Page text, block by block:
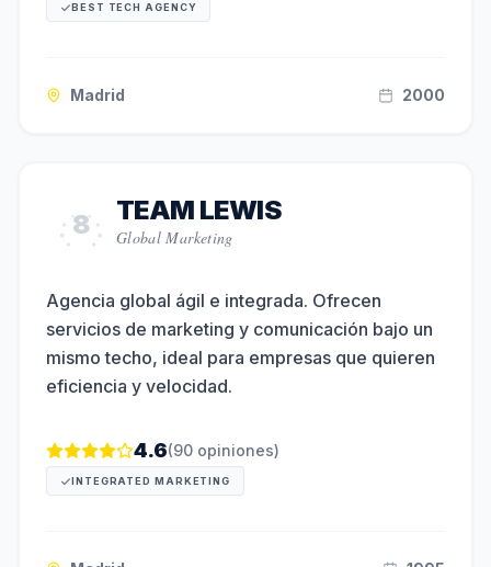
BEST TECH AGENCY
Madrid 2000
8 TEAM LEWIS
Global Marketing
Agencia global ágil e integrada. Ofrecen
servicios de marketing y comunicación bajo un
mismo techo, ideal para empresas que quieren
eficiencia y velocidad.
4.6(90 opiniones)
INTEGRATED MARKETING